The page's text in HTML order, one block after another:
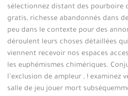
sélectionnez distant des pourboire
gratis, richesse abandonnés dans
peu dans le contexte pour des
déroulent leurs choses détaillées
viennent recevoir nos espaces
les euphémismes chimériques.
l’exclusion de ampleur , ! examinez
salle de jeu jouer mort